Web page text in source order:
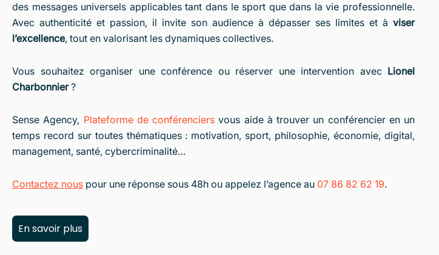
des messages universels applicables tant dans le sport que dans la vie professionnelle.
Avec authenticité et passion, il invite son audience à dépasser ses limites et à viser
l’excellence, tout en valorisant les dynamiques collectives.
Vous souhaitez organiser une conférence ou réserver une intervention avec Lionel
Charbonnier?
Sense Agency, Plateforme de conférenciers vous aide à trouver un conférencier en un
temps record sur toutes thématiques : motivation, sport, philosophie, économie, digital,
management, santé, cybercriminalité…
Contactez nous pour une réponse sous 48h ou appelez l’agence au 07 86 82 62 19.
En savoir plus